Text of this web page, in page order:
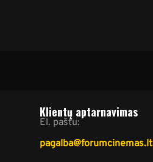
Klientų aptarnavimas
El. paštu:
pagalba@forumcinemas.lt